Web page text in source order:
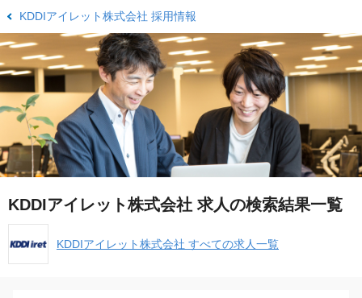
KDDIアイレット株式会社 採用情報
KDDIアイレット株式会社 求人の検索結果一覧
KDDIアイレット株式会社 すべての求人一覧